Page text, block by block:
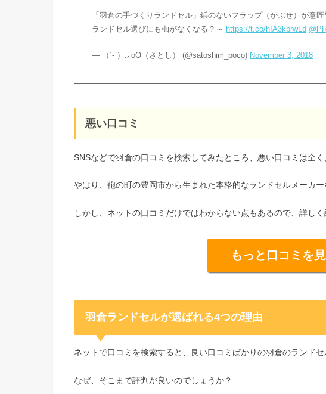
「羽倉の手づくりランドセル」鋲のないフラップ（かぶせ）が意
ランドセル選びにも枷がなくなる？～ https://t.co/hIA3kbrwLd
— （´-`）.｡oO（さとし） (@satoshim_poco) November 3, 2018
悪い口コミ
SNSなどで羽倉の口コミを検索してみたところ、悪い口コミは全く
やはり、鞄の町の豊岡市から生まれた本格的なランドセルメーカー
しかし、ネットの口コミだけではわからない点もあるので、詳しく
もっと口コミを
羽倉ランドセルが選ばれる4つの理由
ネットで口コミを検索すると、良い口コミばかりの羽倉のランドセ
なぜ、そこまで評判が良いのでしょうか？